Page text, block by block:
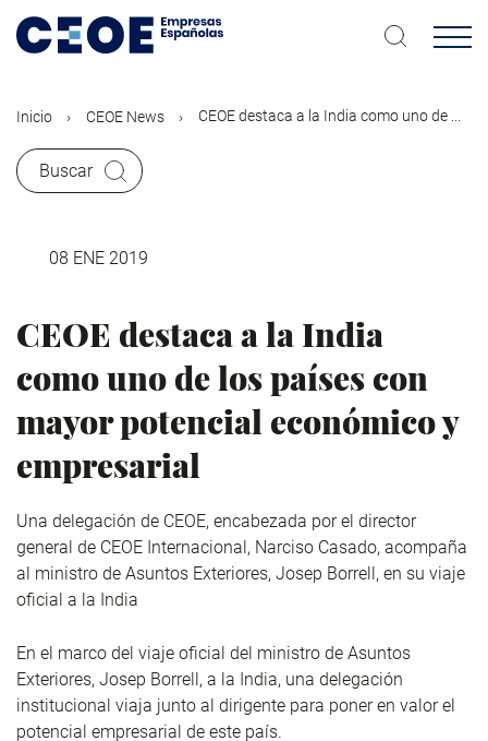
contenido
Inicio CEOE News CEOE destaca a la India como uno de ...
Buscar
08 ENE 2019
CEOE destaca a la India
como uno de los países con
mayor potencial económico y
empresarial
Una delegación de CEOE, encabezada por el director
general de CEOE Internacional, Narciso Casado, acompaña
al ministro de Asuntos Exteriores, Josep Borrell, en su viaje
oficial a la India
En el marco del viaje oficial del ministro de Asuntos
Exteriores, Josep Borrell, a la India, una delegación
institucional viaja junto al dirigente para poner en valor el
potencial empresarial de este país.